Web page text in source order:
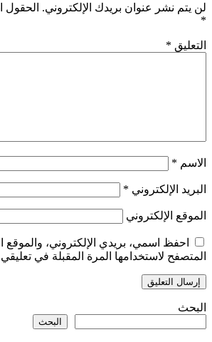
لن يتم نشر عنوان بريدك الإلكتروني. الحقول
*
التعليق *
الاسم *
البريد الإلكتروني *
الموقع الإلكتروني
احفظ اسمي، بريدي الإلكتروني، والموقع
المتصفح لاستخدامها المرة المقبلة في
البحث
البحث